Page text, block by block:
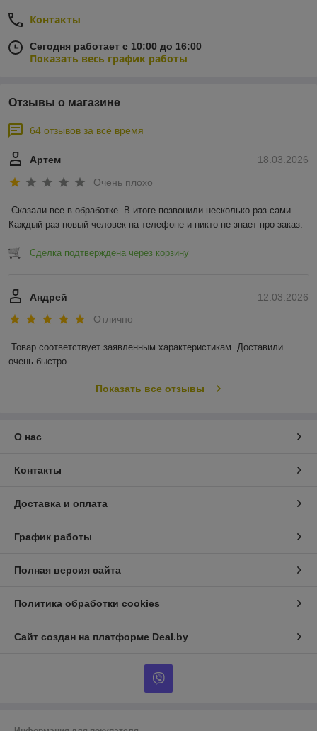
Контакты
Сегодня работает с 10:00 до 16:00
Показать весь график работы
Отзывы о магазине
64 отзывов за всё время
18.03.2026
Артем
Очень плохо
Сказали все в обработке. В итоге позвонили несколько раз сами.
Каждый раз новый человек на телефоне и никто не знает про заказ.
Сделка подтверждена через корзину
12.03.2026
Андрей
Отлично
Товар соответствует заявленным характеристикам. Доставили
очень быстро.
Показать все отзывы
О нас
Контакты
Доставка и оплата
График работы
Полная версия сайта
Политика обработки cookies
Сайт создан на платформе Deal.by
Информация для покупателя